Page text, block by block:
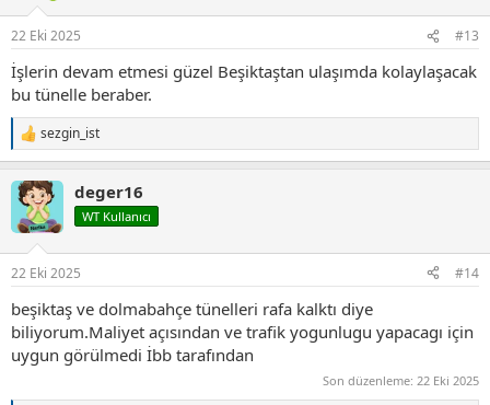
:
22 Eki 2025 #13
İşlerin devam etmesi güzel Beşiktaştan ulaşımda kolaylaşacak
bu tünelle beraber.
T
e
k
l
:
sezgin_ist
deger16
WT Kullanıcı
22 Eki 2025 #14
beşiktaş ve dolmabahçe tünelleri rafa kalktı diye
biliyorum.Maliyet açısından ve trafik yogunlugu yapacagı için
uygun görülmedi İbb tarafından
Son düzenleme: 22 Eki 2025